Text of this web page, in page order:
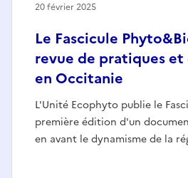
Le Fascicule
revue de pratiques
en Occitanie
L'Unité Ecophyto publie le
première édition d'un
en avant le dynamisme de la
20 février 2025